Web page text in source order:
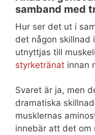
samband med
Hur ser det ut i
det någon skillnad
utnyttjas till
styrketränat innan
Svaret är ja, men
dramatiska
musklernas
innebär att det om